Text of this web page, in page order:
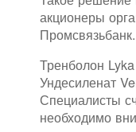
акционеры
Промсвязьбанк.
Тренболон
Ундесиленат
Специалисты
необходимо